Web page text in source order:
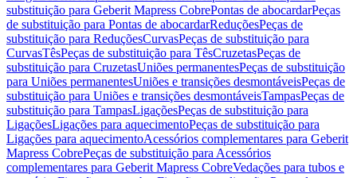
substituição para Geberit Mapress CobrePontas de abocardarPeças
de substituição para Pontas de abocardarReduçõesPeças de
substituição para ReduçõesCurvasPeças de substituição para
CurvasTêsPeças de substituição para TêsCruzetasPeças de
substituição para CruzetasUniões permanentesPeças de substituição
para Uniões permanentesUniões e transições desmontáveisPeças de
substituição para Uniões e transições desmontáveisTampasPeças de
substituição para TampasLigaçõesPeças de substituição para
LigaçõesLigações para aquecimentoPeças de substituição para
Ligações para aquecimentoAcessórios complementares para Geberit
Mapress CobrePeças de substituição para Acessórios
complementares para Geberit Mapress CobreVedações para tubos e